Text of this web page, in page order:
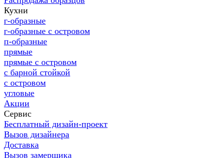
Кухни
г-образные
г-образные с островом
п-образные
прямые
прямые с островом
с барной стойкой
с островом
угловые
Акции
Сервис
Бесплатный дизайн-проект
Вызов дизайнера
Доставка
Вызов замерщика